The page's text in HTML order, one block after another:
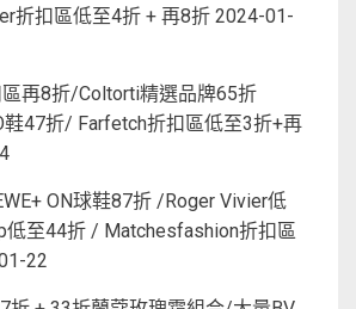
折扣區低至4折 + 再8折 2024-01-
再8折/Coltorti精選品牌65折
鞋47折/ Farfetch折扣區低至3折+再
ON球鞋87折 /Roger Vivier低
低至44折 / Matchesfashion折扣區
22